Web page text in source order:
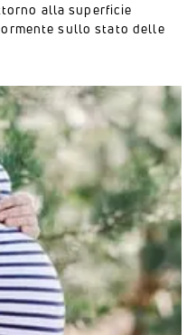
alla superficie
sullo stato delle